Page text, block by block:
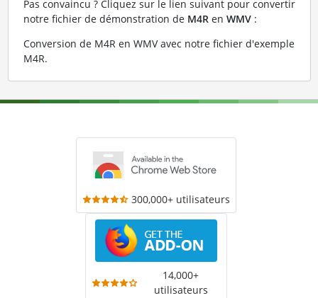
Pas convaincu ? Cliquez sur le lien suivant pour convertir
notre fichier de démonstration de M4Ren WMV:
Conversion de M4R en WMV avec notre fichier d'exemple
M4R.
300,000+ utilisateurs
14,000+
utilisateurs